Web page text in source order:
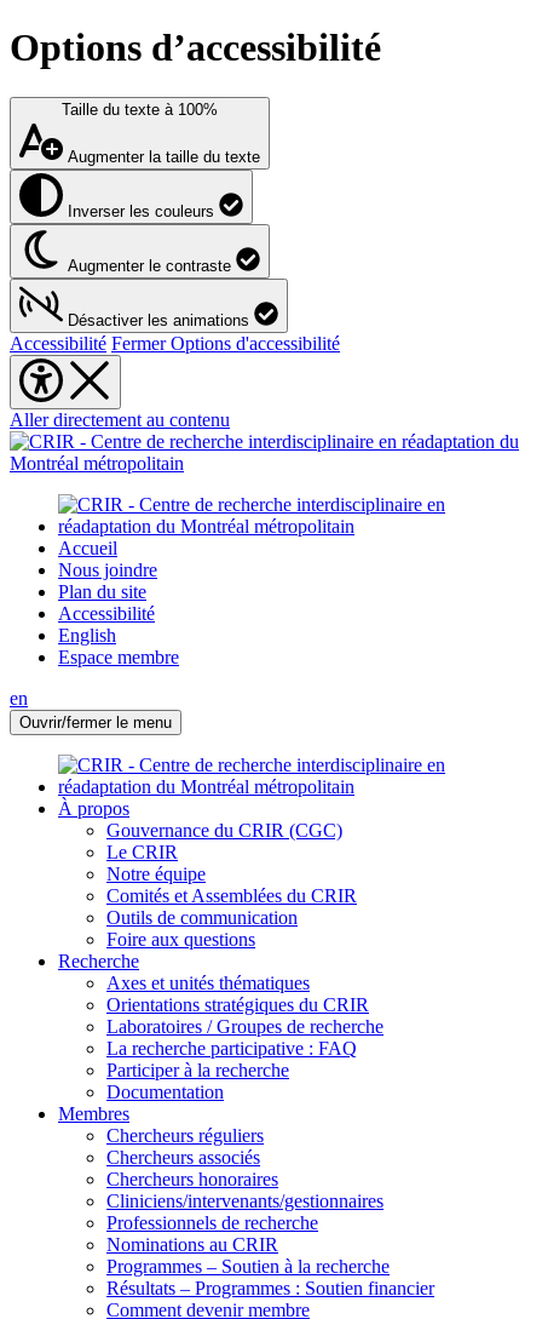
Options d’accessibilité
Taille du texte à 100%
Augmenter la taille du texte
Inverser les couleurs
Augmenter le contraste
Désactiver les animations
Accessibilité Fermer Options d'accessibilité
Aller directement au contenu
Accueil
Nous joindre
Plan du site
Accessibilité
English
Espace membre
en
Ouvrir/fermer le menu
À propos
Gouvernance du CRIR (CGC)
Le CRIR
Notre équipe
Comités et Assemblées du CRIR
Outils de communication
Foire aux questions
Recherche
Axes et unités thématiques
Orientations stratégiques du CRIR
Laboratoires / Groupes de recherche
La recherche participative : FAQ
Participer à la recherche
Documentation
Membres
Chercheurs réguliers
Chercheurs associés
Chercheurs honoraires
Cliniciens/intervenants/gestionnaires
Professionnels de recherche
Nominations au CRIR
Programmes – Soutien à la recherche
Résultats – Programmes : Soutien financier
Comment devenir membre